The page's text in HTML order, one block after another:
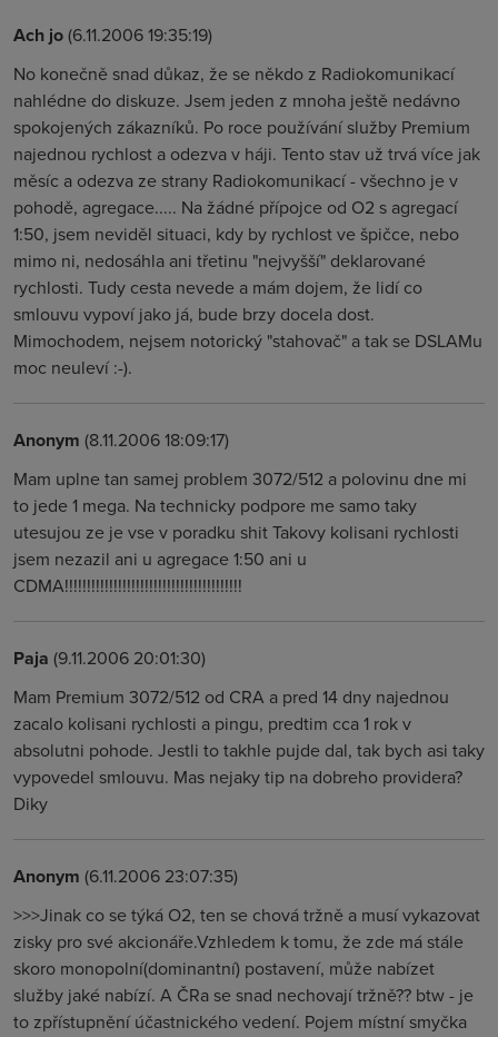
Ach jo(6.11.2006 19:35:19)
No konečně snad důkaz, že se někdo z Radiokomunikací
nahlédne do diskuze. Jsem jeden z mnoha ještě nedávno
spokojených zákazníků. Po roce používání služby Premium
najednou rychlost a odezva v háji. Tento stav už trvá více jak
měsíc a odezva ze strany Radiokomunikací - všechno je v
pohodě, agregace..... Na žádné přípojce od O2 s agregací
1:50, jsem neviděl situaci, kdy by rychlost ve špičce, nebo
mimo ni, nedosáhla ani třetinu "nejvyšší" deklarované
rychlosti. Tudy cesta nevede a mám dojem, že lidí co
smlouvu vypoví jako já, bude brzy docela dost.
Mimochodem, nejsem notorický "stahovač" a tak se DSLAMu
moc neuleví :-).
Anonym (8.11.2006 18:09:17)
Mam uplne tan samej problem 3072/512 a polovinu dne mi
to jede 1 mega. Na technicky podpore me samo taky
utesujou ze je vse v poradku shit Takovy kolisani rychlosti
jsem nezazil ani u agregace 1:50 ani u
CDMA!!!!!!!!!!!!!!!!!!!!!!!!!!!!!!!!!!!!!!!!
Paja (9.11.2006 20:01:30)
Mam Premium 3072/512 od CRA a pred 14 dny najednou
zacalo kolisani rychlosti a pingu, predtim cca 1 rok v
absolutni pohode. Jestli to takhle pujde dal, tak bych asi taky
vypovedel smlouvu. Mas nejaky tip na dobreho providera?
Diky
Anonym (6.11.2006 23:07:35)
>>>Jinak co se týká O2, ten se chová tržně a musí vykazovat
zisky pro své akcionáře.Vzhledem k tomu, že zde má stále
skoro monopolní(dominantní) postavení, může nabízet
služby jaké nabízí. A ČRa se snad nechovají tržně?? btw - je
to zpřístupnění účastnického vedení. Pojem místní smyčka